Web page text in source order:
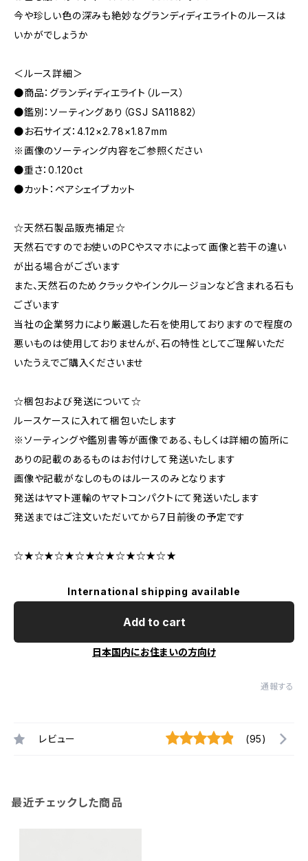
今や珍しい色の深みも絶妙なグランディディエライトのルースは
いかがでしょうか
＜ルース詳細＞
●商品：グランディディエライト（ルース）
●鑑別：ソーティングあり（GSJ SA11882）
●お石サイズ：4.12×2.78×1.87mm
※画像のソーティング内容をご参照ください
●重さ：0.120ct
●カット：ペアシェイプカット
☆天然石製品販売補足☆
天然石ですのでお使いのPCやスマホによって画像と若干の違い
が出る場合がございます
また、天然石のためクラックやインクルージョンなど含まれる石も
ございます
当社の企業努力により厳選した石を使用しておりますので程度の
悪いものは使用しておりませんが、石の特性としてご理解いただ
いたうえでご購入くださいませ
☆梱包および発送について☆
ルースケースに入れて梱包いたします
※ソーティングや鑑別書等が画像である、もしくは詳細の箇所に
ありの記載のあるものはお付けして発送いたします
画像や記載がなしのものはルースのみとなります
発送はヤマト運輸のヤマトコンパクトにて発送いたします
発送まではご注文いただいてから7日前後の予定です
☆★☆★☆★☆★☆★☆★☆★☆★
International shipping available
Add to cart
日本国内にお住まいの方向け
通報する
レビュー (95)
最近チェックした商品